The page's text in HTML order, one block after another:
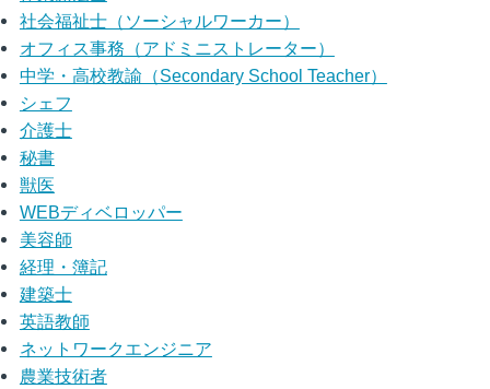
社会福祉士（ソーシャルワーカー）
オフィス事務（アドミニストレーター）
中学・高校教諭（Secondary School Teacher）
シェフ
介護士
秘書
獣医
WEBディベロッパー
美容師
経理・簿記
建築士
英語教師
ネットワークエンジニア
農業技術者